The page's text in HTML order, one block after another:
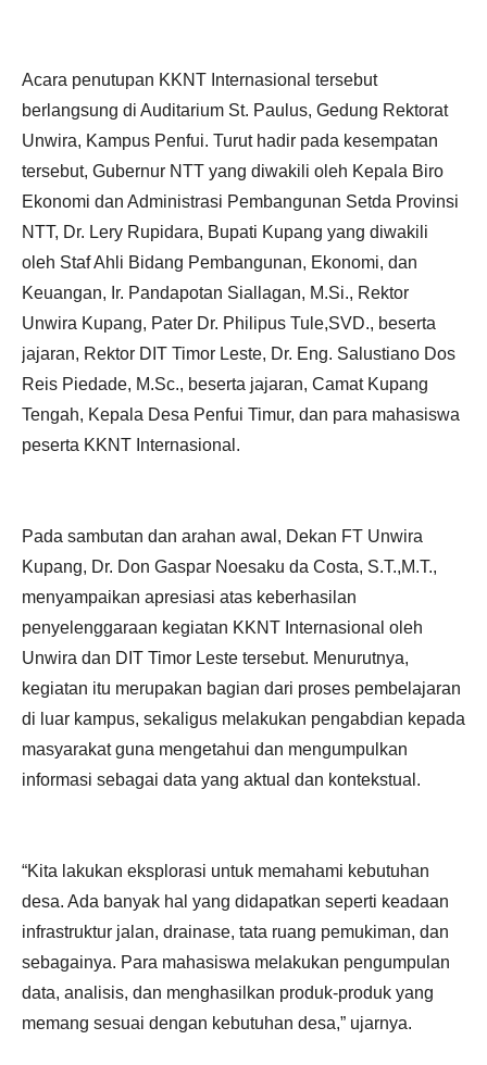
Acara penutupan KKNT Internasional tersebut
berlangsung di Auditarium St. Paulus, Gedung Rektorat
Unwira, Kampus Penfui. Turut hadir pada kesempatan
tersebut, Gubernur NTT yang diwakili oleh Kepala Biro
Ekonomi dan Administrasi Pembangunan Setda Provinsi
NTT, Dr. Lery Rupidara, Bupati Kupang yang diwakili
oleh Staf Ahli Bidang Pembangunan, Ekonomi, dan
Keuangan, Ir. Pandapotan Siallagan, M.Si., Rektor
Unwira Kupang, Pater Dr. Philipus Tule,SVD., beserta
jajaran, Rektor DIT Timor Leste, Dr. Eng. Salustiano Dos
Reis Piedade, M.Sc., beserta jajaran, Camat Kupang
Tengah, Kepala Desa Penfui Timur, dan para mahasiswa
peserta KKNT Internasional.
Pada sambutan dan arahan awal, Dekan FT Unwira
Kupang, Dr. Don Gaspar Noesaku da Costa, S.T.,M.T.,
menyampaikan apresiasi atas keberhasilan
penyelenggaraan kegiatan KKNT Internasional oleh
Unwira dan DIT Timor Leste tersebut. Menurutnya,
kegiatan itu merupakan bagian dari proses pembelajaran
di luar kampus, sekaligus melakukan pengabdian kepada
masyarakat guna mengetahui dan mengumpulkan
informasi sebagai data yang aktual dan kontekstual.
“Kita lakukan eksplorasi untuk memahami kebutuhan
desa. Ada banyak hal yang didapatkan seperti keadaan
infrastruktur jalan, drainase, tata ruang pemukiman, dan
sebagainya. Para mahasiswa melakukan pengumpulan
data, analisis, dan menghasilkan produk-produk yang
memang sesuai dengan kebutuhan desa,” ujarnya.